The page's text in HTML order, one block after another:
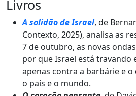
Livros
A solidão de Israel, de
Contexto, 2025), analisa as
7 de outubro, as novas
por que Israel está travando
apenas contra a barbárie e
o país e o mundo.